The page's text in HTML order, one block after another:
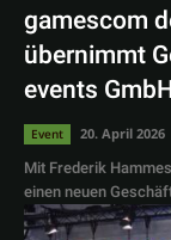
gamescom
übernimmt
events
Event 20. April 2026
Mit Frederik
einen neuen